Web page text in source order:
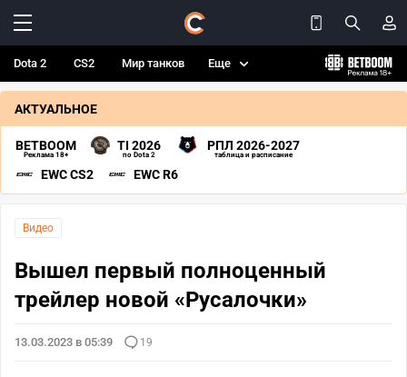
Dota 2 CS2 Мир танков Еще
АКТУАЛЬНОЕ
BETBOOM
Реклама 18+
TI 2026
по Dota 2
РПЛ 2026-2027
таблица и расписание
EWC CS2 EWC R6
Видео
Вышел первый полноценный
трейлер новой «Русалочки»
13.03.2023 в 05:39 19